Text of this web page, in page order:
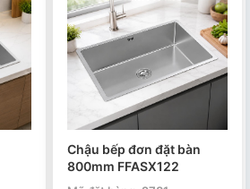
Chậu bếp đơn đặt bàn
800mm FFASX122